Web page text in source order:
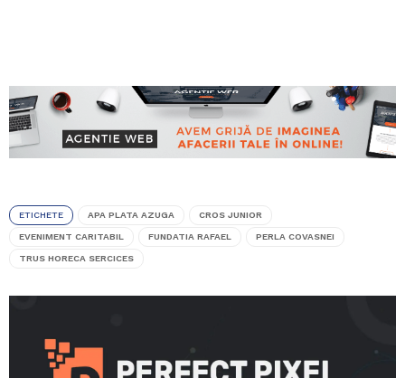
ETICHETE APA PLATA AZUGA CROS JUNIOR
EVENIMENT CARITABIL FUNDATIA RAFAEL PERLA COVASNEI
TRUS HORECA SERCICES